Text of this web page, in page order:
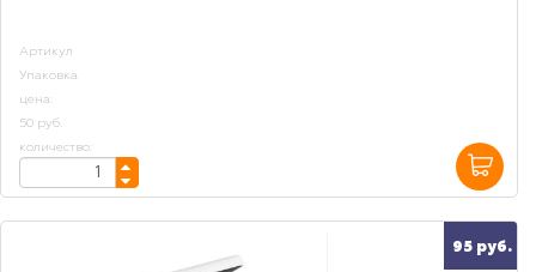
Артикул
Упаковка
цена:
50 руб.
количество:
95 руб.